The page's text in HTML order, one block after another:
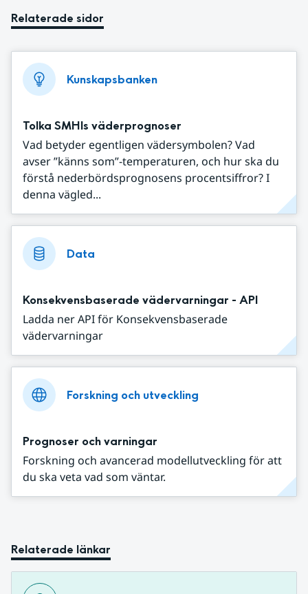
Relaterade sidor
Kunskapsbanken
Tolka SMHIs väderprognoser
Vad betyder egentligen vädersymbolen? Vad
avser ”känns som”-temperaturen, och hur ska du
förstå nederbördsprognosens procentsiffror? I
denna vägled...
Data
Konsekvensbaserade vädervarningar - API
Ladda ner API för Konsekvensbaserade
vädervarningar
Forskning och utveckling
Prognoser och varningar
Forskning och avancerad modellutveckling för att
du ska veta vad som väntar.
Relaterade länkar